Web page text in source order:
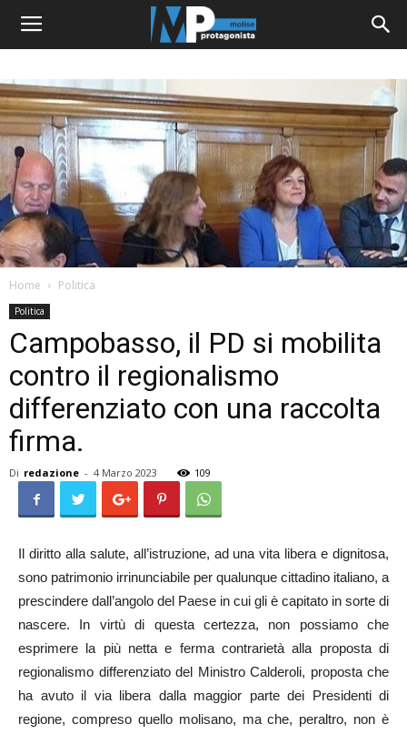
Home Politica
Politica
Campobasso, il PD si mobilita
contro il regionalismo
differenziato con una raccolta
firma.
Di redazione - 4 Marzo 2023 109
Il diritto alla salute, all’istruzione, ad una vita libera e dignitosa,
sono patrimonio irrinunciabile per qualunque cittadino italiano, a
prescindere dall’angolo del Paese in cui gli è capitato in sorte di
nascere. In virtù di questa certezza, non possiamo che
esprimere la più netta e ferma contrarietà alla proposta di
regionalismo differenziato del Ministro Calderoli, proposta che
ha avuto il via libera dalla maggior parte dei Presidenti di
regione, compreso quello molisano, ma che, peraltro, non è